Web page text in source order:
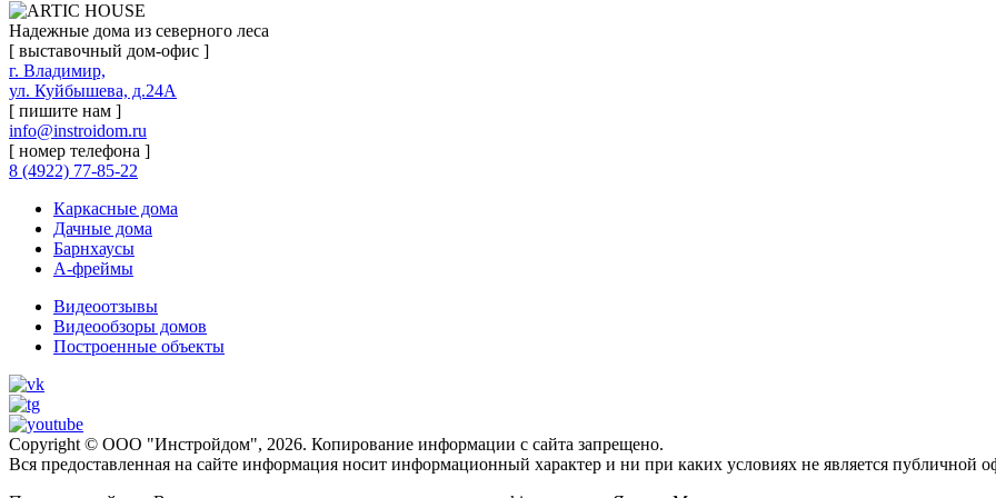
Надежные дома из северного леса
[ выставочный дом-офис ]
г. Владимир,
ул. Куйбышева, д.24А
[ пишите нам ]
info@instroidom.ru
[ номер телефона ]
8 (4922) 77-85-22
Каркасные дома
Дачные дома
Барнхаусы
А-фреймы
Видеоотзывы
Видеообзоры домов
Построенные объекты
Copyright © ООО "Инстройдом", 2026. Копирование информации с сайта запрещено.
Вся предоставленная на сайте информация носит информационный характер и ни при каких условиях не является публичной